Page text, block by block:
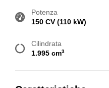
Potenza
150 CV (110 kW)
Cilindrata
1.995 cm3